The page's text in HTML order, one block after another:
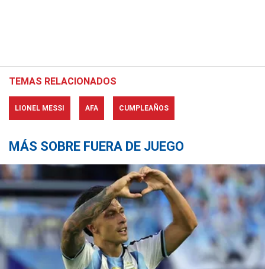
TEMAS RELACIONADOS
LIONEL MESSI AFA CUMPLEAÑOS
MÁS SOBRE FUERA DE JUEGO